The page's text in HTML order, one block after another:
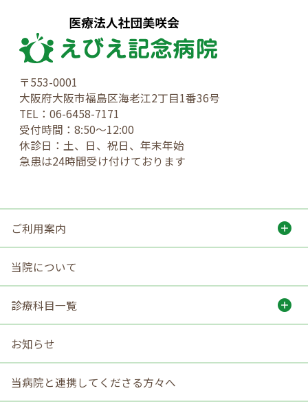
〒553-0001
大阪府大阪市福島区海老江2丁目1番36号
TEL：06-6458-7171
受付時間：8:50～12:00
休診日：土、日、祝日、年末年始
急患は24時間受け付けております
ご利用案内
当院について
診療科目一覧
お知らせ
当病院と連携して くださる方々へ